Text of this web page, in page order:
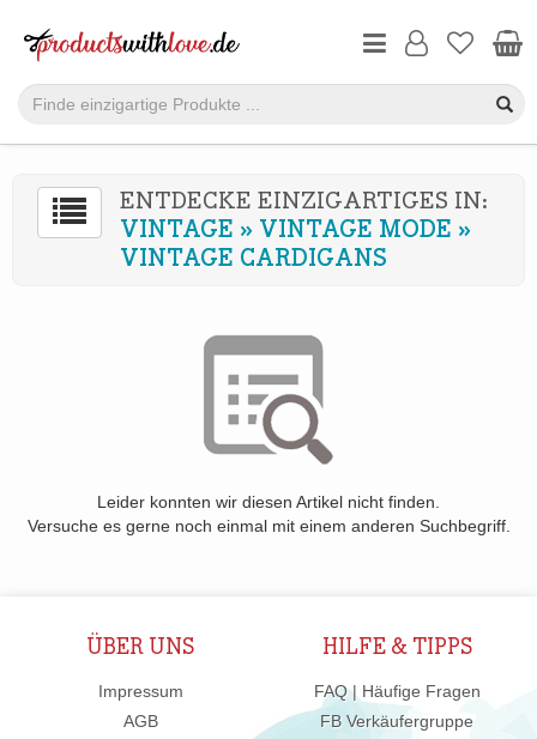
ENTDECKE EINZIGARTIGES IN:
VINTAGE » VINTAGE MODE »
VINTAGE CARDIGANS
Leider konnten wir diesen Artikel nicht finden.
Versuche es gerne noch einmal mit einem anderen Suchbegriff.
ÜBER UNS
Impressum
AGB
HILFE & TIPPS
FAQ | Häufige Fragen
FB Verkäufergruppe